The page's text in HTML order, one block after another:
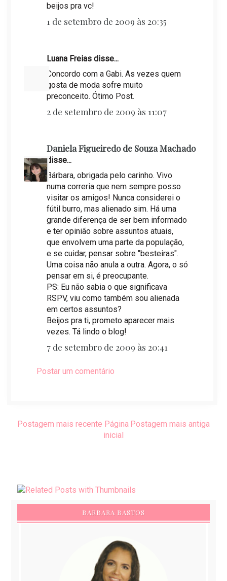
beijos pra vc!
1 de setembro de 2009 às 20:35
Luana Freias disse...
Concordo com a Gabi. As vezes quem
gosta de moda sofre muito
preconceito. Ótimo Post.
2 de setembro de 2009 às 11:07
Daniela Figueiredo de Souza Machado
disse...
Bárbara, obrigada pelo carinho. Vivo
numa correria que nem sempre posso
visitar os amigos! Nunca considerei o
fútil burro, mas alienado sim. Há uma
grande diferença de ser bem informado
e ter opinião sobre assuntos atuais,
que envolvem uma parte da população,
e se cuidar, pensar sobre "besteiras".
Uma coisa não anula a outra. Agora, o só
pensar em si, é preocupante.
PS: Eu não sabia o que significava
RSPV, viu como também sou alienada
em certos assuntos?
Beijos pra ti, prometo aparecer mais
vezes. Tá lindo o blog!
7 de setembro de 2009 às 20:41
Postar um comentário
Postagem mais recente Postagem mais antiga
Página
inicial
BARBARA BASTOS